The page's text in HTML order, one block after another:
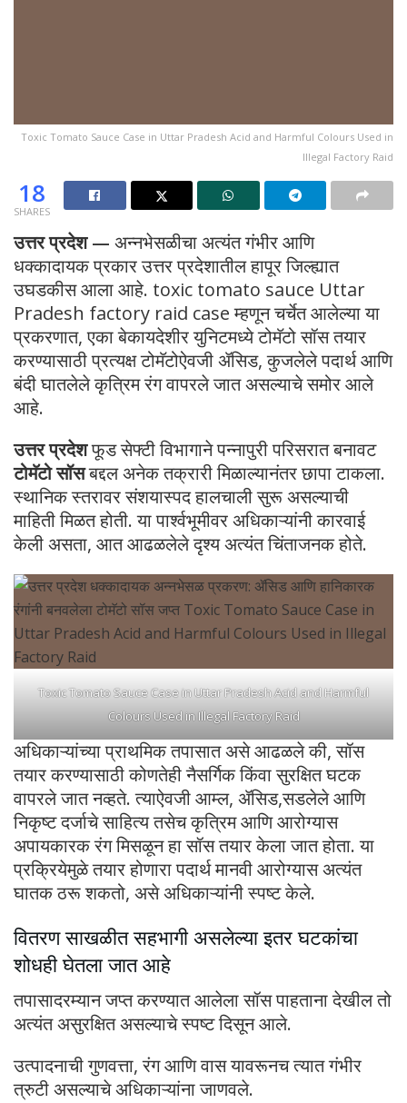
Toxic Tomato Sauce Case in Uttar Pradesh Acid and Harmful Colours Used in
Illegal Factory Raid
18
SHARES
उत्तर प्रदेश — अन्नभेसळीचा अत्यंत गंभीर आणि
धक्कादायक प्रकार उत्तर प्रदेशातील हापूर जिल्ह्यात
उघडकीस आला आहे. toxic tomato sauce Uttar
Pradesh factory raid case म्हणून चर्चेत आलेल्या या
प्रकरणात, एका बेकायदेशीर युनिटमध्ये टोमॅटो सॉस तयार
करण्यासाठी प्रत्यक्ष टोमॅटोऐवजी ॲसिड, कुजलेले पदार्थ आणि
बंदी घातलेले कृत्रिम रंग वापरले जात असल्याचे समोर आले
आहे.
उत्तर प्रदेशफूड सेफ्टी विभागाने पन्नापुरी परिसरात बनावट
टोमॅटो सॉसबद्दल अनेक तक्रारी मिळाल्यानंतर छापा टाकला.
स्थानिक स्तरावर संशयास्पद हालचाली सुरू असल्याची
माहिती मिळत होती. या पार्श्वभूमीवर अधिकाऱ्यांनी कारवाई
केली असता, आत आढळलेले दृश्य अत्यंत चिंताजनक होते.
Toxic Tomato Sauce Case in Uttar Pradesh Acid and Harmful
Colours Used in Illegal Factory Raid
अधिकाऱ्यांच्या प्राथमिक तपासात असे आढळले की, सॉस
तयार करण्यासाठी कोणतेही नैसर्गिक किंवा सुरक्षित घटक
वापरले जात नव्हते. त्याऐवजी आम्ल, ॲसिड,सडलेले आणि
निकृष्ट दर्जाचे साहित्य तसेच कृत्रिम आणि आरोग्यास
अपायकारक रंग मिसळून हा सॉस तयार केला जात होता. या
प्रक्रियेमुळे तयार होणारा पदार्थ मानवी आरोग्यास अत्यंत
घातक ठरू शकतो, असे अधिकाऱ्यांनी स्पष्ट केले.
वितरण साखळीत सहभागी असलेल्या इतर घटकांचा
शोधही घेतला जात आहे
तपासादरम्यान जप्त करण्यात आलेला सॉस पाहताना देखील तो
अत्यंत असुरक्षित असल्याचे स्पष्ट दिसून आले.
उत्पादनाची गुणवत्ता, रंग आणि वास यावरूनच त्यात गंभीर
त्रुटी असल्याचे अधिकाऱ्यांना जाणवले.